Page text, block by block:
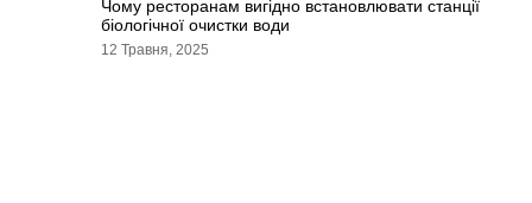
Чому ресторанам вигідно встановлювати станції
біологічної очистки води
12 Травня, 2025